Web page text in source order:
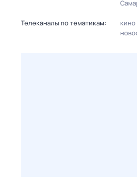
Телеканалы по тематикам: